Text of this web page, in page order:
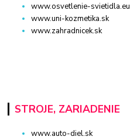
www.osvetlenie-svietidla.eu
www.uni-kozmetika.sk
www.zahradnicek.sk
STROJE, ZARIADENIE
www.auto-diel.sk